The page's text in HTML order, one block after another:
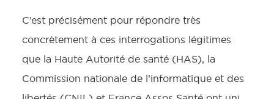
C’est précisément pour répondre très
concrètement à ces interrogations légitimes
que la Haute Autorité de santé (HAS), la
Commission nationale de l’informatique et des